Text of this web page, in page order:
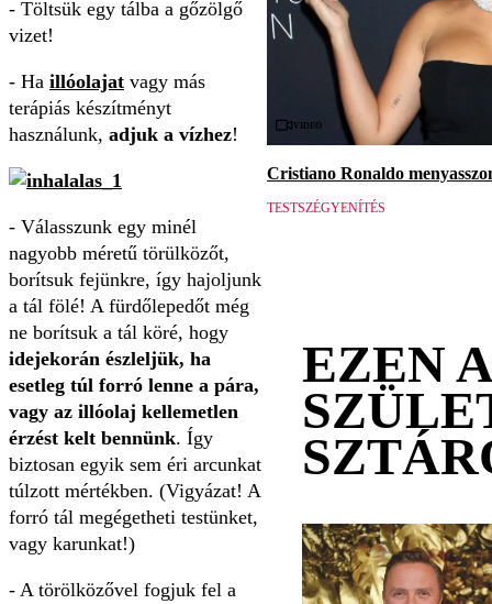
- Töltsük egy tálba a gőzölgő
vizet!
- Ha illóolajat vagy más
terápiás készítményt
használunk, adjuk a vízhez!
- Válasszunk egy minél
nagyobb méretű törülközőt,
borítsuk fejünkre, így hajoljunk
a tál fölé! A fürdőlepedőt még
ne borítsuk a tál köré, hogy
idejekorán észleljük, ha
esetleg túl forró lenne a pára,
vagy az illóolaj kellemetlen
érzést kelt bennünk. Így
biztosan egyik sem éri arcunkat
túlzott mértékben. (Vigyázat! A
forró tál megégetheti testünket,
vagy karunkat!)
- A törölközővel fogjuk fel a
Videó
Cristiano Ronaldo
TESTSZÉGYENÍTÉS
EZEN